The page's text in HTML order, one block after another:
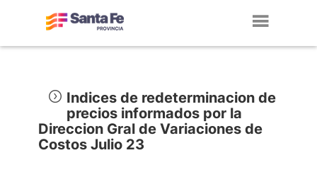
Indices de redeterminacion de
precios informados por la
Direccion Gral de Variaciones de
Costos Julio 23